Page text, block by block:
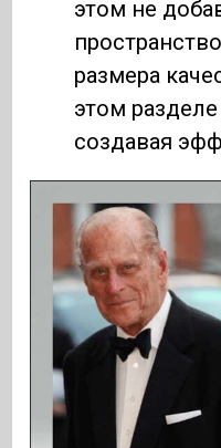
этом не
размера
этом
создавая